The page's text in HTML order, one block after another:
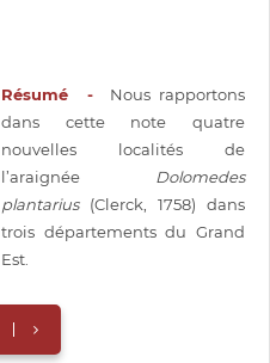
Résumé -
Nous rapportons
dans cette note quatre
nouvelles localités de
l’araignée Dolomedes
plantarius(Clerck, 1758) dans
trois départements du Grand
Est.